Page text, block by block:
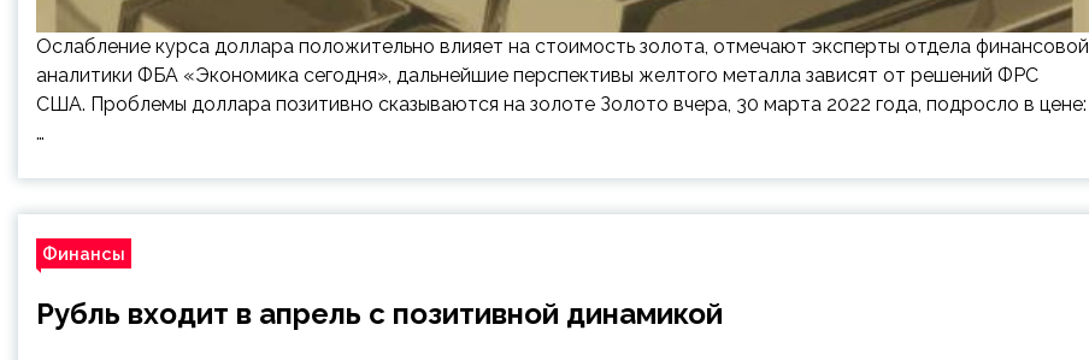
Ослабление курса доллара положительно влияет на стоимость золота, отмечают эксперты отдела финансовой
аналитики ФБА «Экономика сегодня», дальнейшие перспективы желтого металла зависят от решений ФРС
США. Проблемы доллара позитивно сказываются на золоте Золото вчера, 30 марта 2022 года, подросло в цене:
…
Финансы
Рубль входит в апрель с позитивной динамикой